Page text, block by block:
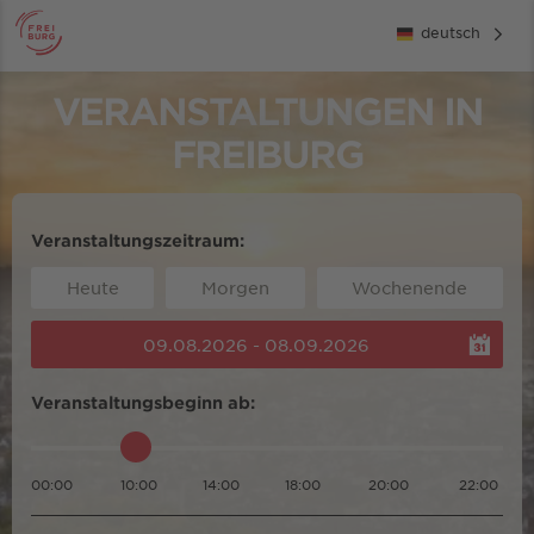
deutsch
VERANSTALTUNGEN IN
FREIBURG
Veranstaltungszeitraum:
Heute Morgen Wochenende
09.08.2026 - 08.09.2026
Veranstaltungsbeginn ab:
00:00 10:00 14:00 18:00 20:00 22:00